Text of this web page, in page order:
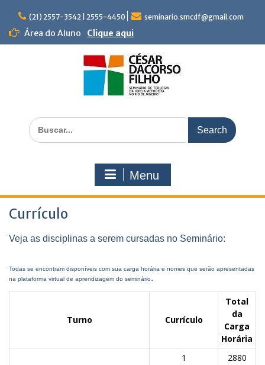
content
(21) 2557-3542 | 2555-4450 seminario.smcdf@gmail.com
Área do Aluno Clique aqui
Search
for:
Menu
Currículo
Veja as disciplinas a serem cursadas no Seminário:
Todas se encontram disponíveis com sua carga horária e nomes que serão apresentadas
na plataforma virtual de aprendizagem do seminário.
Turno Currículo
Total
da
Carga
Horária
1
2880